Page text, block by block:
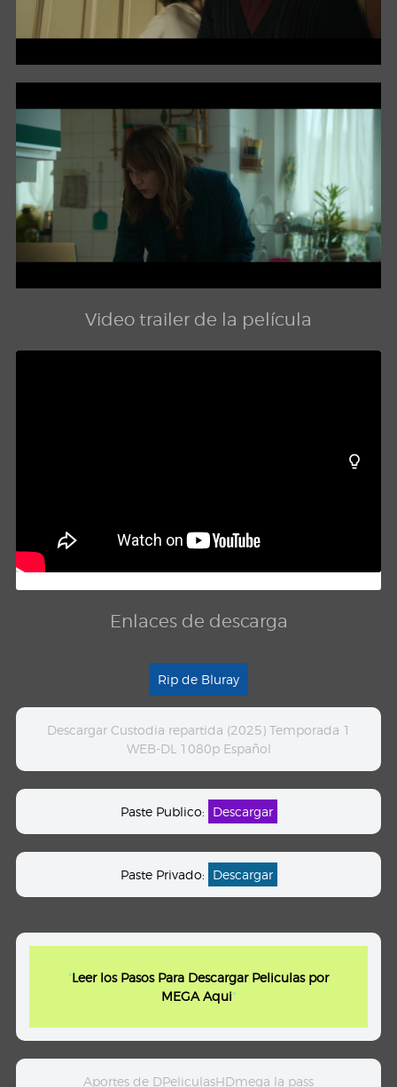
Video trailer de la película
Enlaces de descarga
Rip de Bluray
Descargar Custodia repartida (2025) Temporada 1
WEB-DL 1080p Español
Paste Publico: Descargar
Paste Privado: Descargar
"Leer los Pasos Para Descargar Peliculas por
MEGA Aqui"
Aportes de DPeliculasHDmega la pass